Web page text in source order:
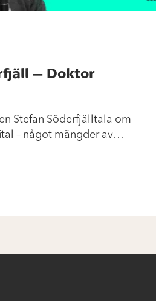
– Doktor
Stefan Söderfjälltala om
– något mängder av
ett bra liv, privat såväl som